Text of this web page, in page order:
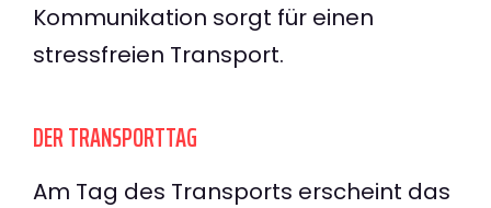
Kommunikation sorgt für einen
stressfreien Transport.
DER TRANSPORTTAG
Am Tag des Transports erscheint das